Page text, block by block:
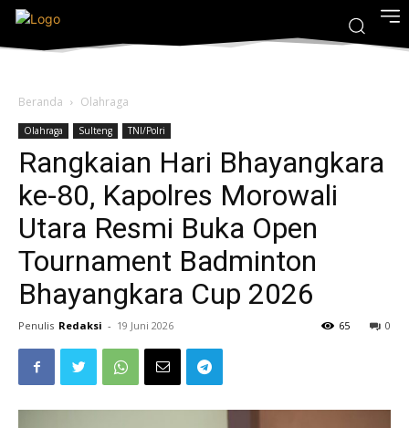
Beranda Olahraga
Olahraga Sulteng TNI/Polri
Rangkaian Hari Bhayangkara
ke-80, Kapolres Morowali
Utara Resmi Buka Open
Tournament Badminton
Bhayangkara Cup 2026
Penulis Redaksi - 19 Juni 2026 0
65